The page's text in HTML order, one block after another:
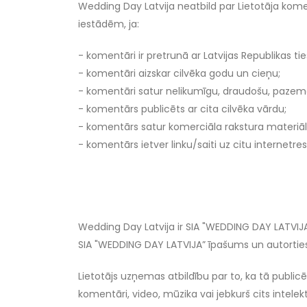
Wedding Day Latvija neatbild par Lietotāja
iestādēm, ja:
- komentāri ir pretrunā ar Latvijas Republikas
- komentāri aizskar cilvēka godu un cieņu;
- komentāri satur nelikumīgu, draudošu,
- komentārs publicēts ar cita cilvēka vārdu;
- komentārs satur komerciāla rakstura
- komentārs ietver linku/saiti uz citu
Wedding Day Latvija ir SIA "WEDDING DAY
SIA "WEDDING DAY LATVIJA” īpašums un
Lietotājs uzņemas atbildību par to, ka tā
komentāri, video, mūzika vai jebkurš cits